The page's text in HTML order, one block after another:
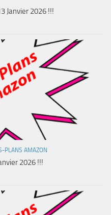
Janvier 2026 !!!
PLANS AMAZON
2026 !!!